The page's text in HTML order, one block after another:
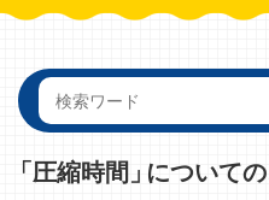
「圧縮時間」について